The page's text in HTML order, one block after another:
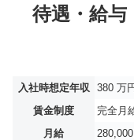
待遇・給与
入社時想定年収
380 万
賃金制度
完全月
月給